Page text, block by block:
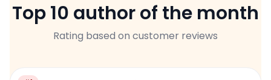
Top 10 author of the month
Rating based on customer reviews